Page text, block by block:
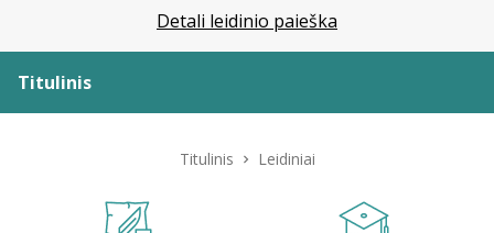
Detali leidinio paieška
Titulinis
Titulinis Leidiniai